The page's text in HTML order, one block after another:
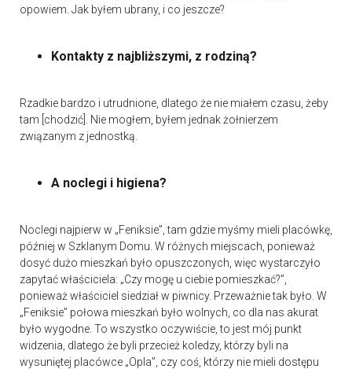
opowiem. Jak byłem ubrany, i co jeszcze?
Kontakty z najbliższymi, z rodziną?
Rzadkie bardzo i utrudnione, dlatego że nie miałem czasu, żeby
tam [chodzić]. Nie mogłem, byłem jednak żołnierzem
związanym z jednostką.
A noclegi i higiena?
Noclegi najpierw w „Feniksie”, tam gdzie myśmy mieli placówkę,
później w Szklanym Domu. W różnych miejscach, ponieważ
dosyć dużo mieszkań było opuszczonych, więc wystarczyło
zapytać właściciela: „Czy mogę u ciebie pomieszkać?”,
ponieważ właściciel siedział w piwnicy. Przeważnie tak było. W
„Feniksie” połowa mieszkań było wolnych, co dla nas akurat
było wygodne. To wszystko oczywiście, to jest mój punkt
widzenia, dlatego że byli przecież koledzy, którzy byli na
wysuniętej placówce „Opla”, czy coś, którzy nie mieli dostępu